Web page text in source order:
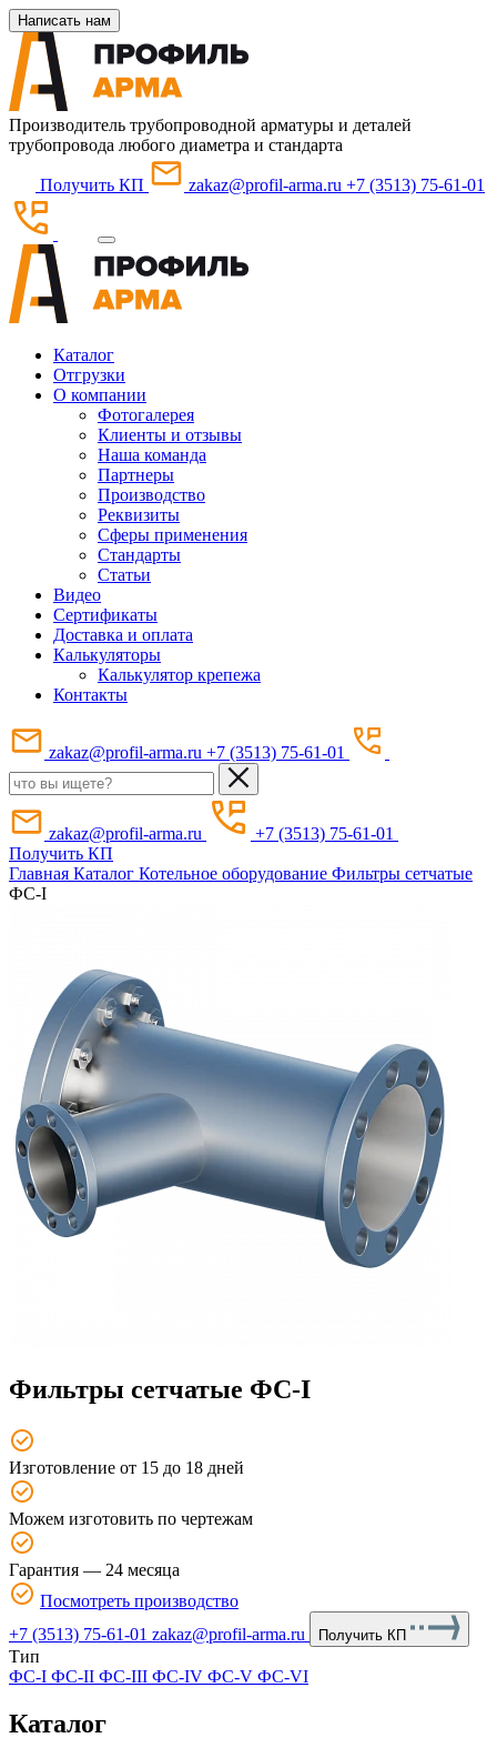
Написать нам
Производитель трубопроводной арматуры и деталей
трубопровода любого диаметра и стандарта
Получить КП zakaz@profil-arma.ru +7 (3513) 75-61-01
Каталог
Отгрузки
О компании
Фотогалерея
Клиенты и отзывы
Наша команда
Партнеры
Производство
Реквизиты
Сферы применения
Стандарты
Статьи
Видео
Сертификаты
Доставка и оплата
Калькуляторы
Калькулятор крепежа
Контакты
zakaz@profil-arma.ru +7 (3513) 75-61-01
zakaz@profil-arma.ru
+7 (3513) 75-61-01
Получить КП
Главная Каталог Котельное оборудование Фильтры сетчатые
ФС-I
Фильтры сетчатые ФС-I
Изготовление от 15 до 18 дней
Можем изготовить по чертежам
Гарантия — 24 месяца
Посмотреть производство
+7 (3513) 75-61-01 zakaz@profil-arma.ru Получить КП
Тип
ФС-I ФС-II ФС-III ФС-IV ФС-V ФС-VI
Каталог